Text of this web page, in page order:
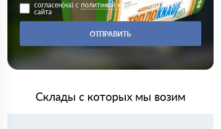
согласен(на) с политикой конфиденциальности
сайта
ОТПРАВИТЬ
Склады с которых мы возим